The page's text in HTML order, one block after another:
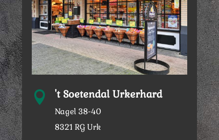
 't Soetendal Urkerhard
Nagel 38-40
8321 RG Urk